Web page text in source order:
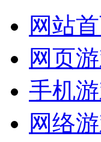
网站
网页
手机
网络